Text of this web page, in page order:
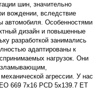
шин, значительно
вождении, вследствие
автомобиля. Особенностями
дизайн и повышенные
разработкой занимались
адаптированы к
нагрузок. Они
агрессии. У нас
669 7x16 PCD 5x139.7 ET